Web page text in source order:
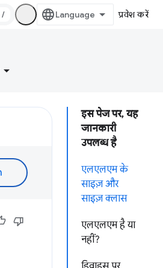
/ प्रवेश करें
इस पेज पर, यह
जानकारी
उपलब्ध है
एलएलएम के
साइज़ और
साइज़ क्लास
एलएलएम है या
नहीं?